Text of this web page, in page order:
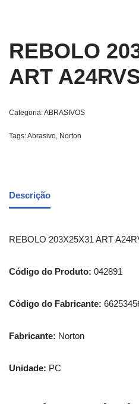
REBOLO
ART
Categoria:ABRASIVOS
Tags:Abrasivo, Norton
Descrição
REBOLO 203X25X31 ART
Código do Produto: 042891
Código do Fabricante:
Fabricante: Norton
Unidade: PC